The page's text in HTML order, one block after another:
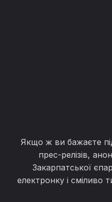
Якщо ж ви бажаєте
прес-релізів,
Закарпатської
електронку і сміливо